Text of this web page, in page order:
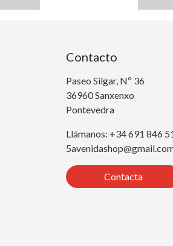
Contacto
Paseo Silgar, Nº 36
36960 Sanxenxo
Pontevedra
Llámanos: +34 691 846
Contacta